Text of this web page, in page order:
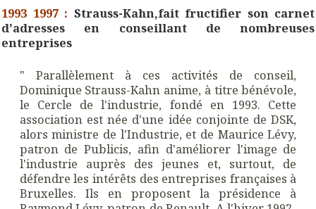
1993 1997 : Strauss-Kahn,fait fructifier son carnet
d'adresses en conseillant de nombreuses
entreprises
" Parallèlement à ces activités de conseil,
Dominique Strauss-Kahn anime, à titre bénévole,
le Cercle de l'industrie, fondé en 1993. Cette
association est née d'une idée conjointe de DSK,
alors ministre de l'Industrie, et de Maurice Lévy,
patron de Publicis, afin d'améliorer l'image de
l'industrie auprès des jeunes et, surtout, de
défendre les intérêts des entreprises françaises à
Bruxelles. Ils en proposent la présidence à